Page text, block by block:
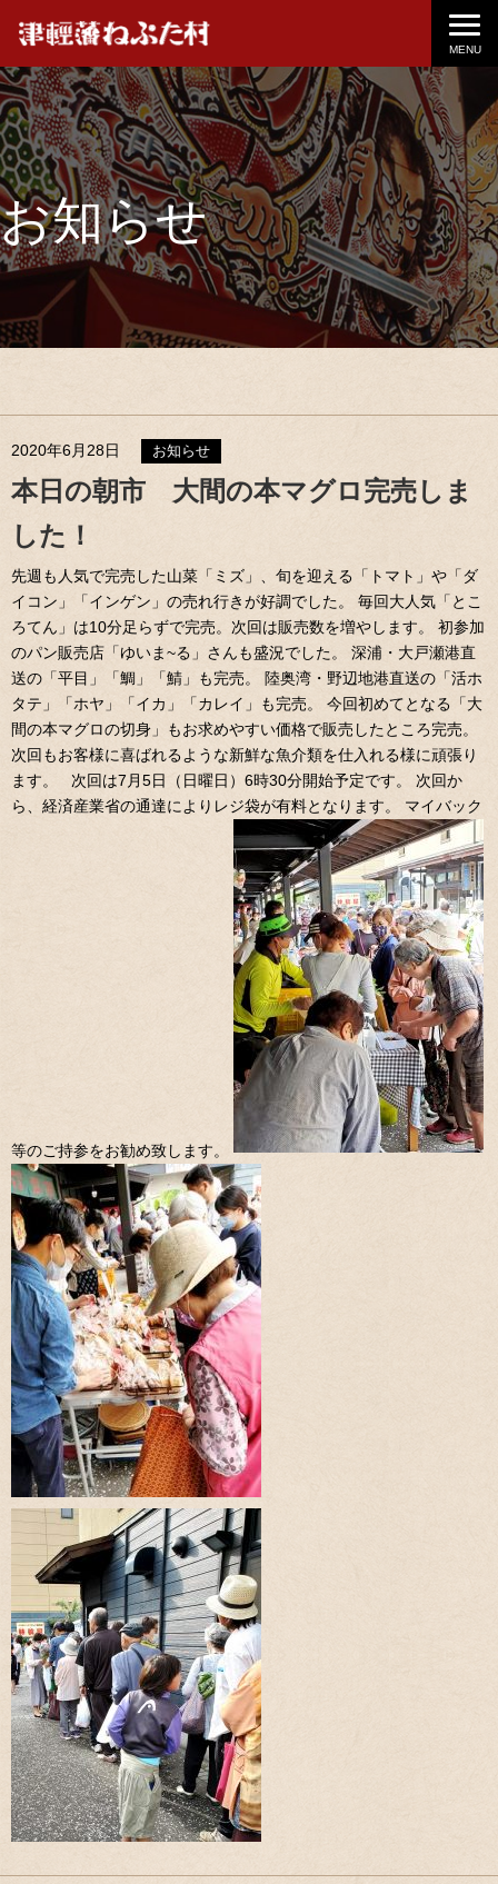
MENU
お知らせ
2020年6月28日 お知らせ
本日の朝市 大間の本マグロ完売しま
した！
先週も人気で完売した山菜「ミズ」、旬を迎える「トマト」や「ダ
イコン」「インゲン」の売れ行きが好調でした。 毎回大人気「とこ
ろてん」は10分足らずで完売。次回は販売数を増やします。 初参加
のパン販売店「ゆいま~る」さんも盛況でした。 深浦・大戸瀬港直
送の「平目」「鯛」「鯖」も完売。 陸奥湾・野辺地港直送の「活ホ
タテ」「ホヤ」「イカ」「カレイ」も完売。 今回初めてとなる「大
間の本マグロの切身」もお求めやすい価格で販売したところ完売。
次回もお客様に喜ばれるような新鮮な魚介類を仕入れる様に頑張り
ます。 次回は7月5日（日曜日）6時30分開始予定です。 次回か
ら、経済産業省の通達によりレジ袋が有料となります。 マイバック
等のご持参をお勧め致します。